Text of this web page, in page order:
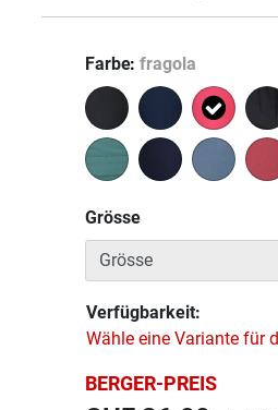
Farbe fragola
Grösse
Verfügbarkeit:
Wähle eine Variante für
BERGER-PREIS